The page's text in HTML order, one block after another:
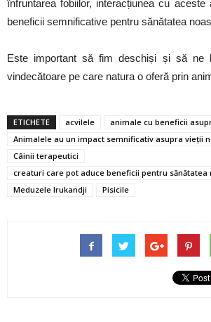
înfruntarea fobiilor, interacțiunea cu aceste
beneficii semnificative pentru sănătatea
Este important să fim deschiși și să ne
vindecătoare pe care natura o oferă prin
ETICHETE acvilele
animale cu beneficii
Animalele au un impact semnificativ asupra vieții
Câinii terapeutici
creaturi care pot aduce beneficii pentru sănătatea
Meduzele Irukandji
Pisicile